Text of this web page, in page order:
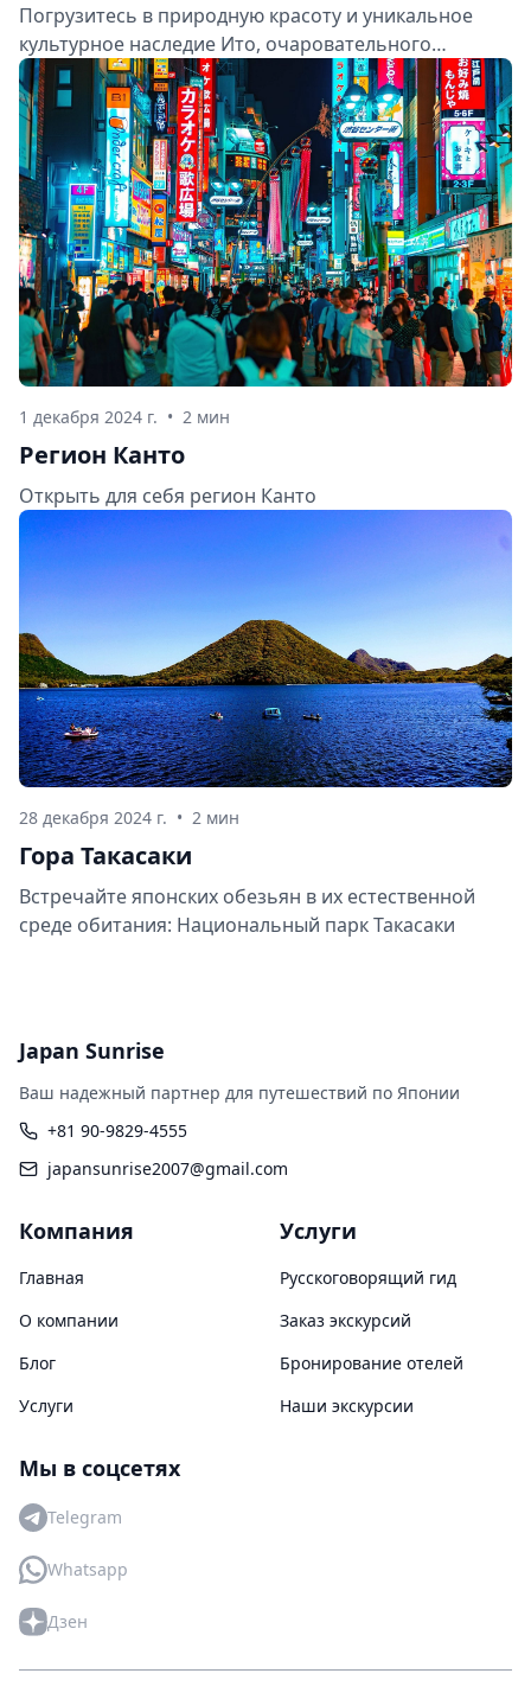
Погрузитесь в природную красоту и уникальное
культурное наследие Ито, очаровательного
прибрежного города на полуострове Идзу
1 декабря 2024 г. • 2 мин
Регион Канто
Открыть для себя регион Канто
28 декабря 2024 г. • 2 мин
Гора Такасаки
Встречайте японских обезьян в их естественной
среде обитания: Национальный парк Такасаки
Japan Sunrise
Ваш надежный партнер для путешествий по Японии
+81 90-9829-4555
japansunrise2007@gmail.com
Компания
Главная
О компании
Блог
Услуги
Услуги
Русскоговорящий гид
Заказ экскурсий
Бронирование отелей
Наши экскурсии
Мы в соцсетях
Telegram
Whatsapp
Дзен